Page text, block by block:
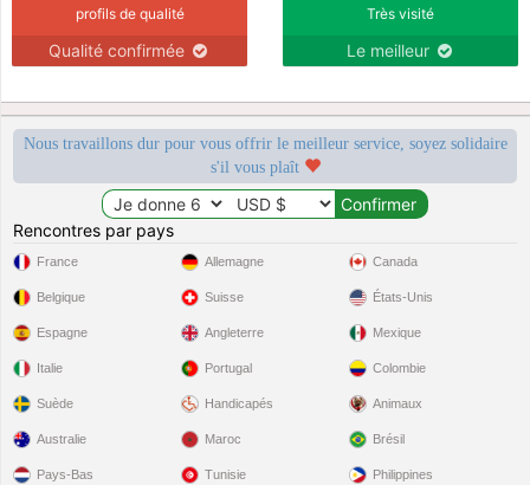
profils de qualité
Qualité confirmée
Très visité
Le meilleur
Nous travaillons dur pour vous offrir le meilleur service, soyez solidaire
s'il vous plaît
Rencontres par pays
France
Belgique
Espagne
Italie
Suède
Allemagne
Suisse
Angleterre
Portugal
Handicapés
Canada
États-Unis
Mexique
Colombie
Animaux
Australie
Pays-Bas
Maroc
Tunisie
Brésil
Philippines